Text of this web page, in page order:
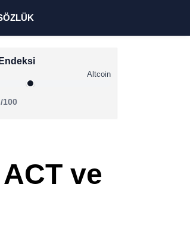
Altcoin Haberleri
Altcoin
/100
ve